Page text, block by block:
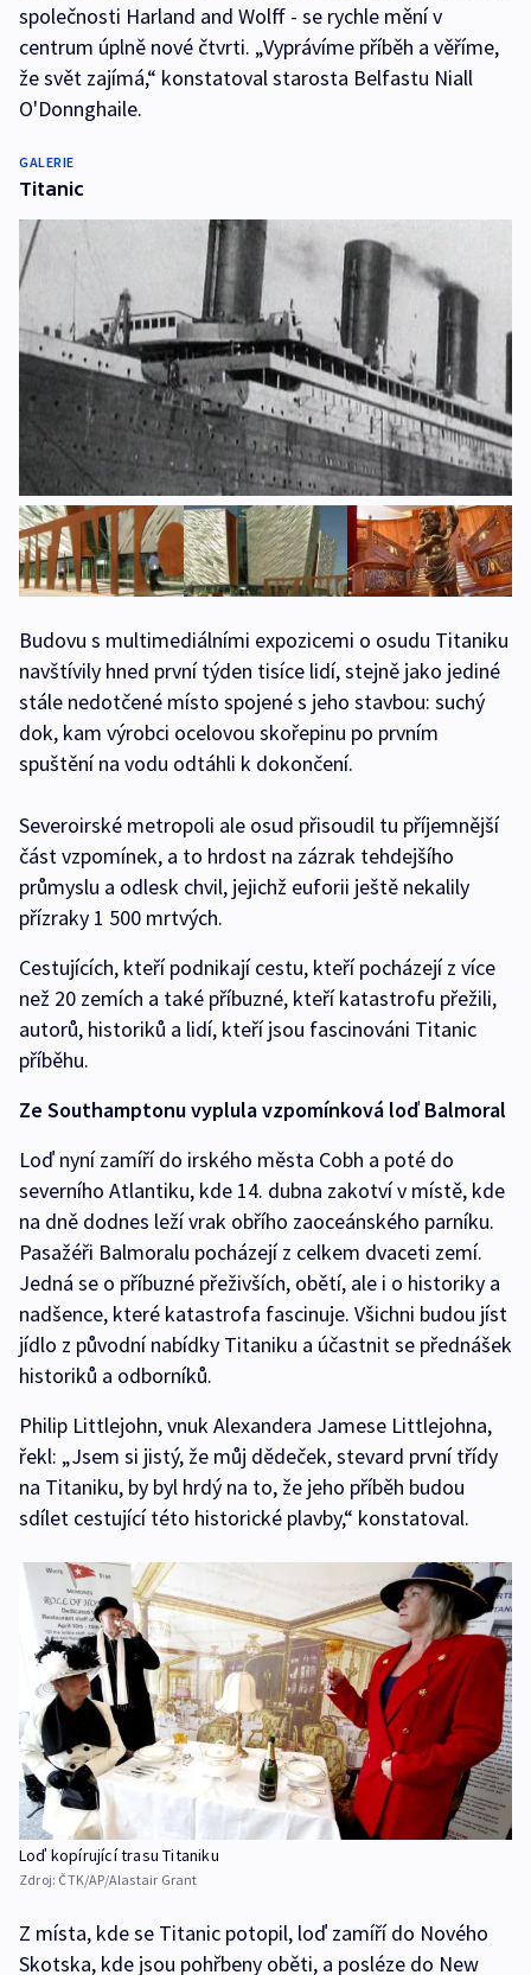
společnosti Harland and Wolff - se rychle mění v
centrum úplně nové čtvrti. „Vyprávíme příběh a věříme,
že svět zajímá,“ konstatoval starosta Belfastu Niall
O'Donnghaile.
GALERIE
Titanic
Budovu s multimediálními expozicemi o osudu Titaniku
navštívily hned první týden tisíce lidí, stejně jako jediné
stále nedotčené místo spojené s jeho stavbou: suchý
dok, kam výrobci ocelovou skořepinu po prvním
spuštění na vodu odtáhli k dokončení.
Severoirské metropoli ale osud přisoudil tu příjemnější
část vzpomínek, a to hrdost na zázrak tehdejšího
průmyslu a odlesk chvil, jejichž euforii ještě nekalily
přízraky 1 500 mrtvých.
Cestujících, kteří podnikají cestu, kteří pocházejí z více
než 20 zemích a také příbuzné, kteří katastrofu přežili,
autorů, historiků a lidí, kteří jsou fascinováni Titanic
příběhu.
Ze Southamptonu vyplula vzpomínková loď Balmoral
Loď nyní zamíří do irského města Cobh a poté do
severního Atlantiku, kde 14. dubna zakotví v místě, kde
na dně dodnes leží vrak obřího zaoceánského parníku.
Pasažéři Balmoralu pocházejí z celkem dvaceti zemí.
Jedná se o příbuzné přeživších, obětí, ale i o historiky a
nadšence, které katastrofa fascinuje. Všichni budou jíst
jídlo z původní nabídky Titaniku a účastnit se přednášek
historiků a odborníků.
Philip Littlejohn, vnuk Alexandera Jamese Littlejohna,
řekl: „Jsem si jistý, že můj dědeček, stevard první třídy
na Titaniku, by byl hrdý na to, že jeho příběh budou
sdílet cestující této historické plavby,“ konstatoval.
Loď kopírující trasu Titaniku
Zdroj: ČTK/AP/Alastair Grant
Z místa, kde se Titanic potopil, loď zamíří do Nového
Skotska, kde jsou pohřbeny oběti, a posléze do New